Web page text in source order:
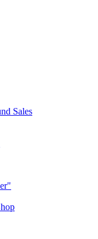
Sales